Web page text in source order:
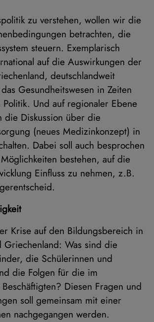
zu verstehen, wollen wir die
betrachten, die
steuern. Exemplarisch
auf die Auswirkungen der
deutschlandweit
Gesundheitswesen in Zeiten
Und auf regionaler Ebene
die Diskussion über die
(neues Medizinkonzept) in
Dabei soll auch besprochen
bestehen, auf die
Einfluss zu nehmen, z.B.
Krise auf den Bildungsbereich in
Griechenland: Was sind die
die Schülerinnen und
die Folgen für die im
Diesen Fragen und
soll gemeinsam mit einer
nachgegangen werden.